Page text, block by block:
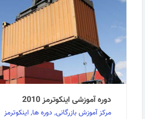
ادامه مطلب
دوره آموزشی اینکوترمز 2010
مرکز آموزش بازرگانی, دوره ها, اینکوترمز